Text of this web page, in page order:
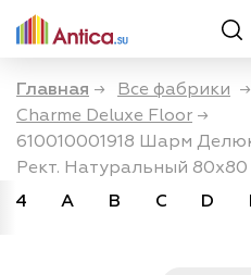
Главная → Все фабрики →
Charme Deluxe Floor →
610010001918 Шарм
Рект. Натуральный 80х80
4
A B C D